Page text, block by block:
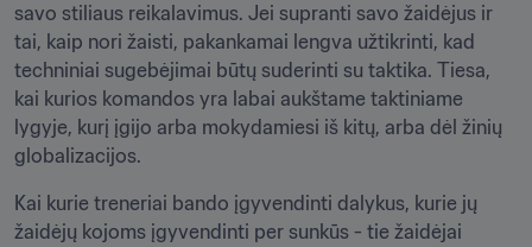
savo stiliaus reikalavimus. Jei supranti savo žaidėjus ir
tai, kaip nori žaisti, pakankamai lengva užtikrinti, kad
techniniai sugebėjimai būtų suderinti su taktika. Tiesa,
kai kurios komandos yra labai aukštame taktiniame
lygyje, kurį įgijo arba mokydamiesi iš kitų, arba dėl žinių
globalizacijos.
Kai kurie treneriai bando įgyvendinti dalykus, kurie jų
žaidėjų kojoms įgyvendinti per sunkūs - tie žaidėjai